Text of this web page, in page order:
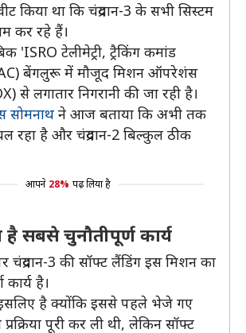
किया था कि चंद्रयान-3 के सभी सिस्टम
कर रहे हैं।
'ISRO टेलीमेट्री, ट्रैकिंग कमांड
बेंगलुरू में मौजूद मिशन ऑपरेशंस
से लगातार निगरानी की जा रही है।
सोमनाथ ने आज बताया कि अभी तक
है और चंद्रयान-2 बिल्कुल ठीक
आपने 28% पढ़ लिया है
सबसे चुनौतीपूर्ण कार्य
चंद्रयान-3 की सॉफ्ट लैंडिंग इस मिशन का
है।
है क्योंकि इससे पहले भेजे गए
प्रक्रिया पूरी कर ली थी, लेकिन सॉफ्ट